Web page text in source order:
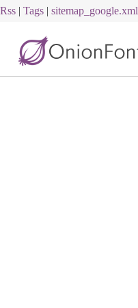
Rss | Tags | sitemap_google.xml